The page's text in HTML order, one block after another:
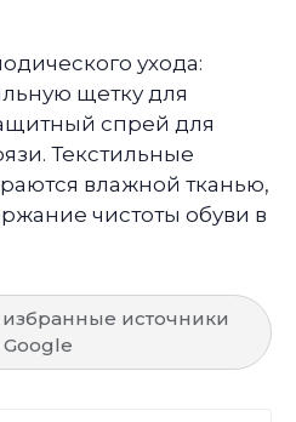
ухода:
щетку для
спрей для
Текстильные
влажной тканью,
чистоты обуви в
источники
Google